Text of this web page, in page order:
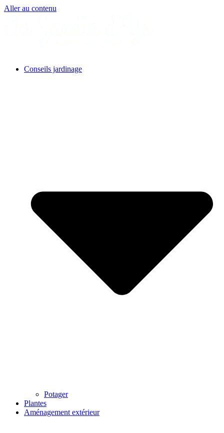
Aller au contenu
Conseils jardinage
Potager
Plantes
Aménagement extérieur